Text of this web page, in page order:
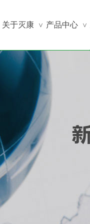
关于灭康 > 产品中心 >